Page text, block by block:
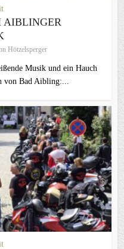
AIBLINGER
Hötzelsperger
Musik und ein Hauch
von Bad Aibling:...